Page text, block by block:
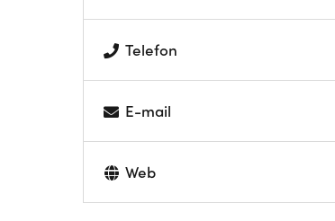
Telefon
E-mail
Web